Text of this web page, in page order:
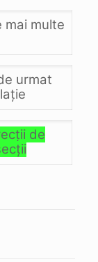
mai multe
urmat
de